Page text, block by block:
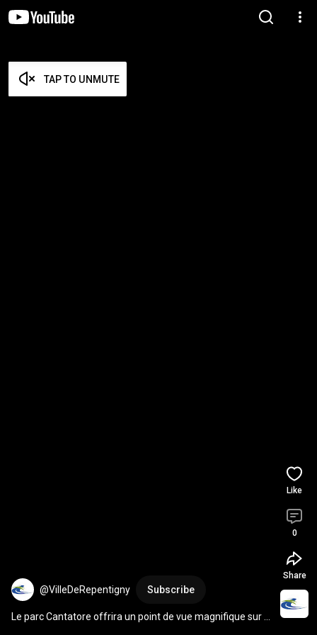
TAP TO UNMUTE
@VilleDeRepentigny Subscribe
Le parc Cantatore offrira un point de vue magnifique sur le
Like
0
Share